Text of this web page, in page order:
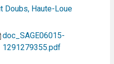
Doubs, Haute-Loue
doc_SAGE06015-
1291279355.pdf